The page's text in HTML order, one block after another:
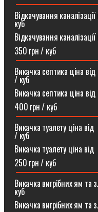
Відкачування
куб
Відкачування
350 грн / куб
Викачка септика
/ куб
Викачка септика ціна від
400 грн / куб
Викачка туалету
/ куб⠀
Викачка туалету ціна від
250 грн / куб
Викачка вигрібних ям
куб
Викачка вигрібних ям та